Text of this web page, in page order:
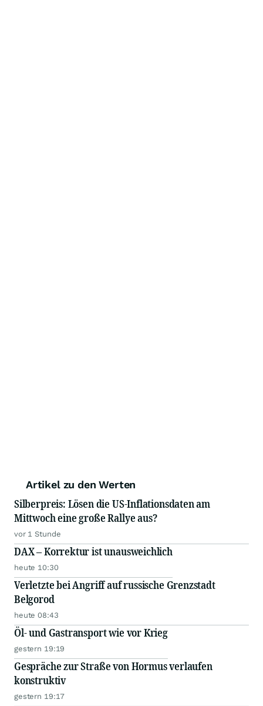
Artikel zu den Werten
Silberpreis: Lösen die US-Inflationsdaten am
Mittwoch eine große Rallye aus?
vor 1 Stunde
DAX – Korrektur ist unausweichlich
heute 10:30
Verletzte bei Angriff auf russische Grenzstadt
Belgorod
heute 08:43
Öl- und Gastransport wie vor Krieg
gestern 19:19
Gespräche zur Straße von Hormus verlaufen
konstruktiv
gestern 19:17